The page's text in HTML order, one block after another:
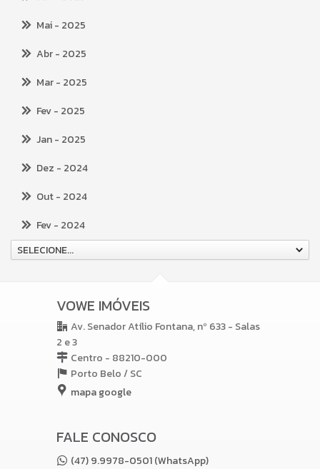
Mai- 2025
Abr- 2025
Mar- 2025
Fev- 2025
Jan- 2025
Dez - 2024
Out- 2024
Fev- 2024
SELECIONE...
VOWE IMÓVEIS
Av. Senador Atílio Fontana, nº 633 - Salas
2 e 3
Centro - 88210-000
Porto Belo /SC
mapa google
FALE CONOSCO
(47) 9.9978-0501 (WhatsApp)